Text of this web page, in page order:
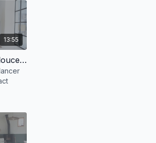
13:55
Routine cardio douce sans impact